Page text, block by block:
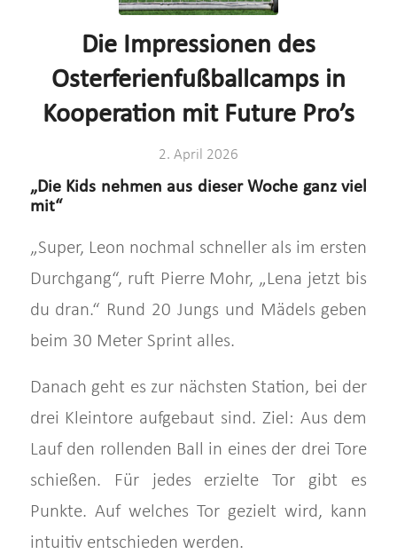
Die Impressionen des
Osterferienfußballcamps in
Kooperation mit Future Pro’s
2. April 2026
„Die Kids nehmen aus dieser Woche ganz viel
mit“
„Super, Leon nochmal schneller als im ersten
Durchgang“, ruft Pierre Mohr, „Lena jetzt bis
du dran.“ Rund 20 Jungs und Mädels geben
beim 30 Meter Sprint alles.
Danach geht es zur nächsten Station, bei der
drei Kleintore aufgebaut sind. Ziel: Aus dem
Lauf den rollenden Ball in eines der drei Tore
schießen. Für jedes erzielte Tor gibt es
Punkte. Auf welches Tor gezielt wird, kann
intuitiv entschieden werden.